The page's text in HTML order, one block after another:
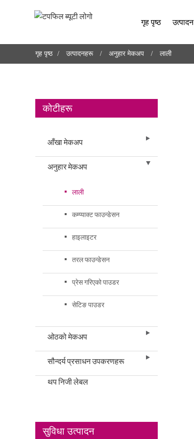
गृह पृष्ठ उत्पादन
गृह पृष्ठ उत्पादनहरू अनुहार मेकअप लाली
कोटीहरू
आँखा मेकअप
अनुहार मेकअप
लाली
कम्प्याक्ट फाउन्डेसन
हाइलाइटर
तरल फाउन्डेसन
प्रेस गरिएको पाउडर
सेटिङ पाउडर
ओठको मेकअप
सौन्दर्य प्रसाधन उपकरणहरू
थप निजी लेबल
सुविधा उत्पादन